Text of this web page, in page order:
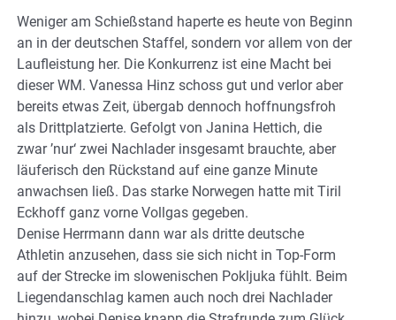
Weniger am Schießstand haperte es heute von Beginn
an in der deutschen Staffel, sondern vor allem von der
Laufleistung her. Die Konkurrenz ist eine Macht bei
dieser WM. Vanessa Hinz schoss gut und verlor aber
bereits etwas Zeit, übergab dennoch hoffnungsfroh
als Drittplatzierte. Gefolgt von Janina Hettich, die
zwar ’nur‘ zwei Nachlader insgesamt brauchte, aber
läuferisch den Rückstand auf eine ganze Minute
anwachsen ließ. Das starke Norwegen hatte mit Tiril
Eckhoff ganz vorne Vollgas gegeben.
Denise Herrmann dann war als dritte deutsche
Athletin anzusehen, dass sie sich nicht in Top-Form
auf der Strecke im slowenischen Pokljuka fühlt. Beim
Liegendanschlag kamen auch noch drei Nachlader